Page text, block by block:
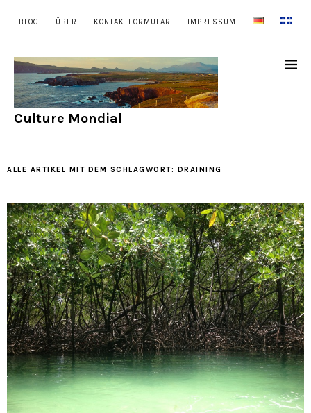
BLOG ÜBER KONTAKTFORMULAR IMPRESSUM
Culture Mondial
ALLE ARTIKEL MIT DEM SCHLAGWORT: DRAINING